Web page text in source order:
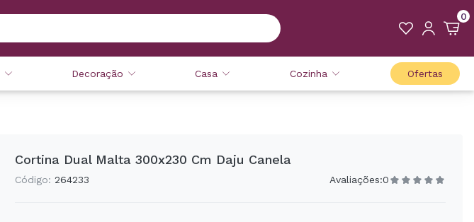
0
Decoração Casa Cozinha Ofertas
Cortina Dual Malta 300x230 Cm Daju Canela
Código: 264233 Avaliações:0